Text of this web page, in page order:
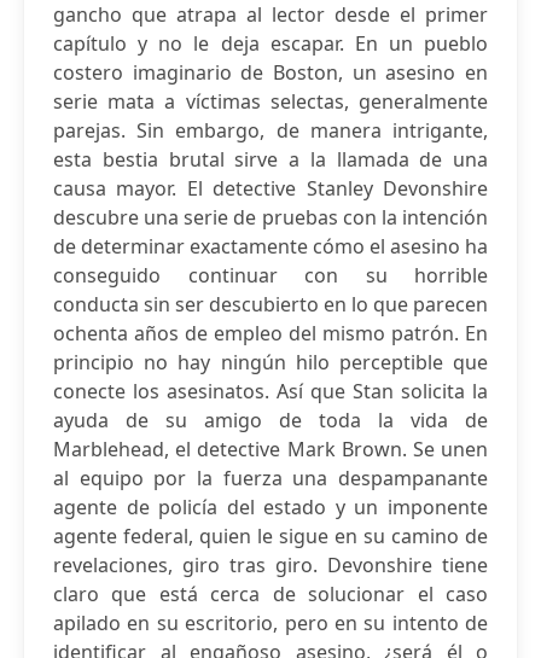
gancho que atrapa al lector desde el primer
capítulo y no le deja escapar. En un pueblo
costero imaginario de Boston, un asesino en
serie mata a víctimas selectas, generalmente
parejas. Sin embargo, de manera intrigante,
esta bestia brutal sirve a la llamada de una
causa mayor. El detective Stanley Devonshire
descubre una serie de pruebas con la intención
de determinar exactamente cómo el asesino ha
conseguido continuar con su horrible
conducta sin ser descubierto en lo que parecen
ochenta años de empleo del mismo patrón. En
principio no hay ningún hilo perceptible que
conecte los asesinatos. Así que Stan solicita la
ayuda de su amigo de toda la vida de
Marblehead, el detective Mark Brown. Se unen
al equipo por la fuerza una despampanante
agente de policía del estado y un imponente
agente federal, quien le sigue en su camino de
revelaciones, giro tras giro. Devonshire tiene
claro que está cerca de solucionar el caso
apilado en su escritorio, pero en su intento de
identificar al engañoso asesino, ¿será él o